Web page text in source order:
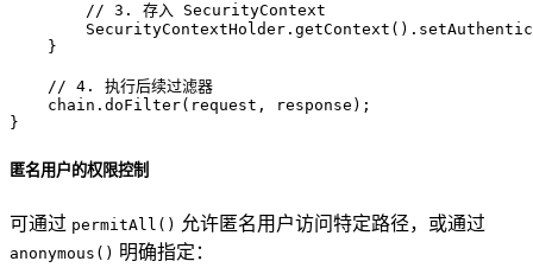
// 3. 存入 SecurityContext
    }
// 4. 执行后续过滤器
    chain.doFilter(request, response);
}
匿名用户的权限控制
可通过 permitAll() 允许匿名用户访问特定路径，或通过
anonymous() 明确指定：